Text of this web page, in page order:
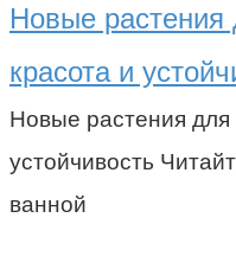
Новые
красота и
Новые растения
устойчивость
ванной